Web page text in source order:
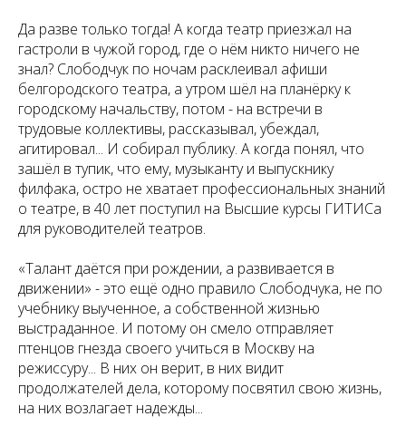
Да разве только тогда! А когда театр приезжал на
гастроли в чужой город, где о нём никто ничего не
знал? Слободчук по ночам расклеивал афиши
белгородского театра, а утром шёл на планёрку к
городскому начальству, потом - на встречи в
трудовые коллективы, рассказывал, убеждал,
агитировал... И собирал публику. А когда понял, что
зашёл в тупик, что ему, музыканту и выпускнику
филфака, остро не хватает профессиональных знаний
о театре, в 40 лет поступил на Высшие курсы ГИТИСа
для руководителей театров.
«Талант даётся при рождении, а развивается в
движении» - это ещё одно правило Слободчука, не по
учебнику выученное, а собственной жизнью
выстраданное. И потому он смело отправляет
птенцов гнезда своего учиться в Москву на
режиссуру... В них он верит, в них видит
продолжателей дела, которому посвятил свою жизнь,
на них возлагает надежды...